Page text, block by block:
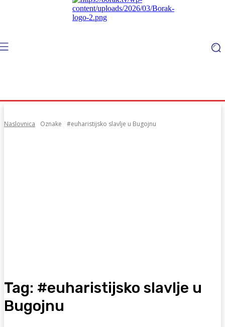
Naslovnica Oznake #euharistijsko slavlje u Bugojnu
Tag: #euharistijsko slavlje u
Bugojnu